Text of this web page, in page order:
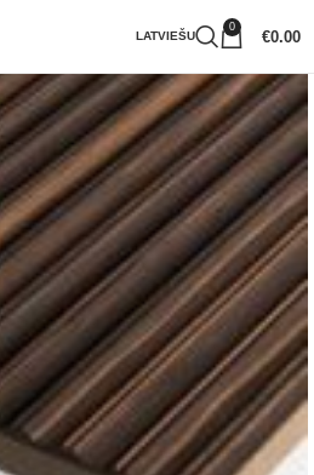
LATVIEŠU
0
€0.00